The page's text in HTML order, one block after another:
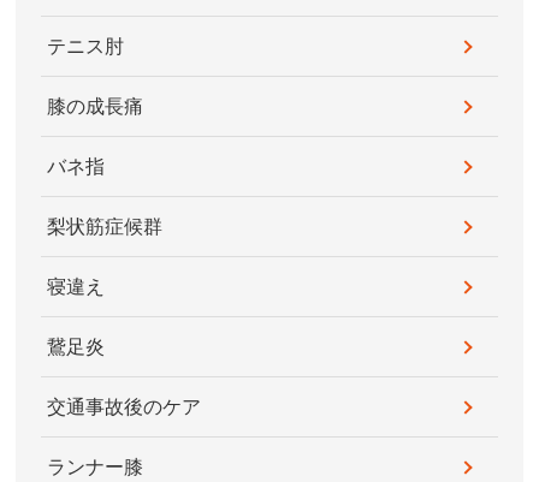
テニス肘
膝の成長痛
バネ指
梨状筋症候群
寝違え
鵞足炎
交通事故後のケア
ランナー膝